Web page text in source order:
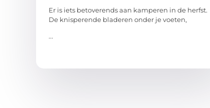
Er is iets betoverends aan kamperen in de herfst.
De knisperende bladeren onder je voeten,
...